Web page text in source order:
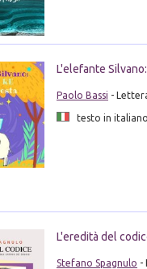
L'elefante
Paolo Bassi -
testo in italiano
L'eredità del
Stefano Spagnulo -